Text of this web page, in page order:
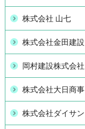
株式会社 山七
株式会社金田建設
岡村建設株式会社
株式会社大日商事
株式会社ダイサン